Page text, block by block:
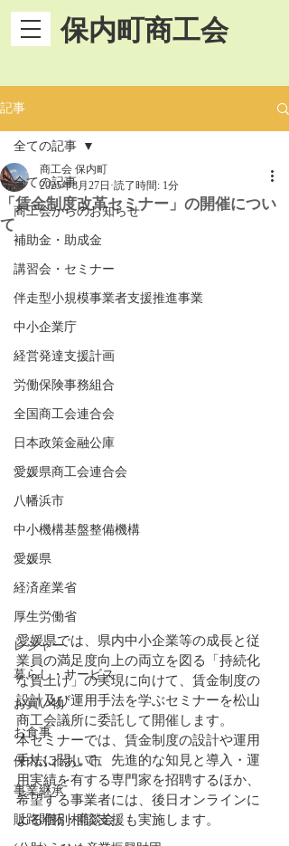
保内町商工会
記事
全ての記事
商工会からのお知らせ
補助金・助成金
講習会・セミナー
伴走型小規模事業者支援推進事業
中小企業庁
経営発達支援計画
労働保険事務組合
全国商工会連合会
日本政策金融公庫
愛媛県商工会連合会
八幡浜市
中小機構基盤整備機構
愛媛県
経済産業省
厚生労働省
レジャー
暮らし・サービス
お買い物
お食事
保内ふれあい市
事業継承
販路開拓・商談会
全ての記事
「賃金制度改革セミナー」の開催につい
て
商工会 保内町
2025年8月27日 読了時間: 1分
愛媛県では、県内中小企業等の成長と従
業員の満足度向上の両立を図る「持続化
な賃上げ」の実現に向けて、賃金制度の
設計及び運用手法を学ぶセミナーを松山
商工会議所に委託して開催します。
本セミナーでは、賃金制度の設計や運用
手法に関して、先進的な知見と導入・運
用実績を有する専門家を招聘するほか、
希望する事業者には、後日オンラインに
よる個別相談支援も実施します。